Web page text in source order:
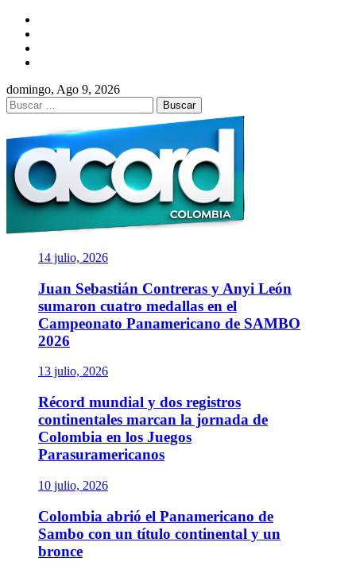
Saltar
contenido
domingo, Ago 9, 2026
Buscar:
Asociación de Periodistas Deportivos
14 julio, 2026
Juan Sebastián Contreras y Anyi León
sumaron cuatro medallas en el
Campeonato Panamericano de SAMBO
2026
13 julio, 2026
Récord mundial y dos registros
continentales marcan la jornada de
Colombia en los Juegos
Parasuramericanos
10 julio, 2026
Colombia abrió el Panamericano de
Sambo con un título continental y un
bronce